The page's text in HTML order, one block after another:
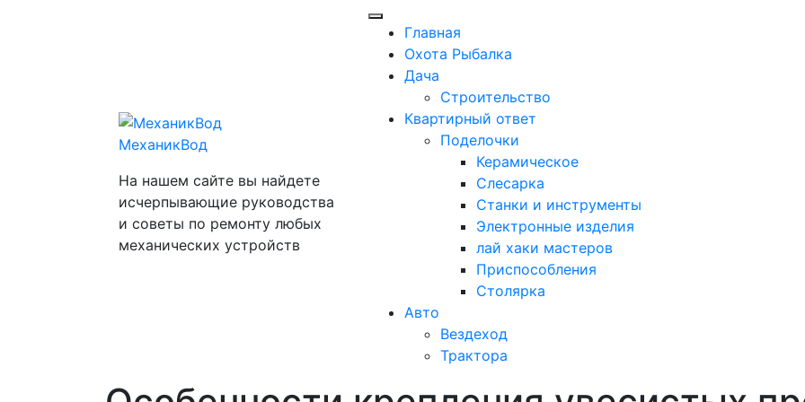
МеханикВод
На нашем сайте вы найдете
исчерпывающие руководства
и советы по ремонту любых
механических устройств
Открыть
меню
Главная
Охота Рыбалка
Дача
Строительство
Квартирный ответ
Поделочки
Керамическое
Слесарка
Станки и инструменты
Электронные изделия
лай хаки мастеров
Приспособления
Столярка
Авто
Вездеход
Трактора
Закрыть